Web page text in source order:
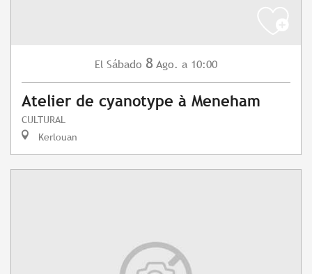
El Sábado 8 Ago. a 10:00
Atelier de cyanotype à Meneham
CULTURAL
Kerlouan